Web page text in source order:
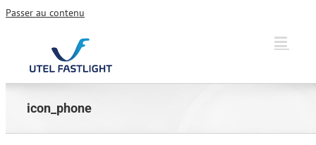
Passer au contenu
icon_phone